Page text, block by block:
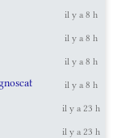
il y a 8 h
il y a 8 h
il y a 8 h
il y a 8 h
il y a 23 h
il y a 23 h